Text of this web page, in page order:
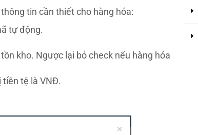
tin cần thiết cho hàng hóa:
tự động.
kho. Ngược lại bỏ check nếu hàng hóa
tiền tệ là VNĐ.